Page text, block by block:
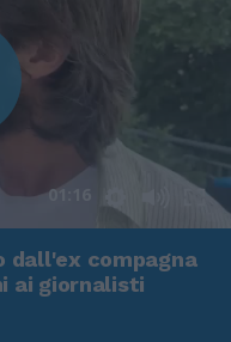
01:16
dall'ex compagna
ai giornalisti